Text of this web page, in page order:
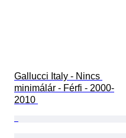
Gallucci Italy - Nincs
minimálár - Férfi - 2000-
2010